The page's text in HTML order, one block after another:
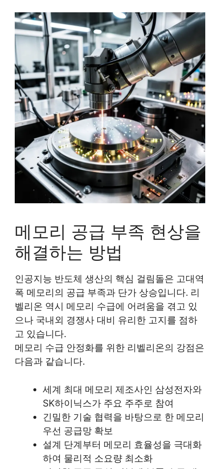
메모리 공급 부족 현상을
해결하는 방법
인공지능 반도체 생산의 핵심 걸림돌은 고대역
폭 메모리의 공급 부족과 단가 상승입니다. 리
벨리온 역시 메모리 수급에 어려움을 겪고 있
으나 국내외 경쟁사 대비 유리한 고지를 점하
고 있습니다.
메모리 수급 안정화를 위한 리벨리온의 강점은
다음과 같습니다.
세계 최대 메모리 제조사인 삼성전자와
SK하이닉스가 주요 주주로 참여
긴밀한 기술 협력을 바탕으로 한 메모리
우선 공급망 확보
설계 단계부터 메모리 효율성을 극대화
하여 물리적 소요량 최소화